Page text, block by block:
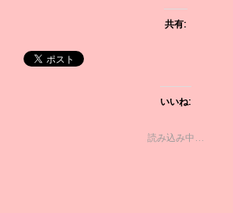
共有:
いいね:
読み込み中…